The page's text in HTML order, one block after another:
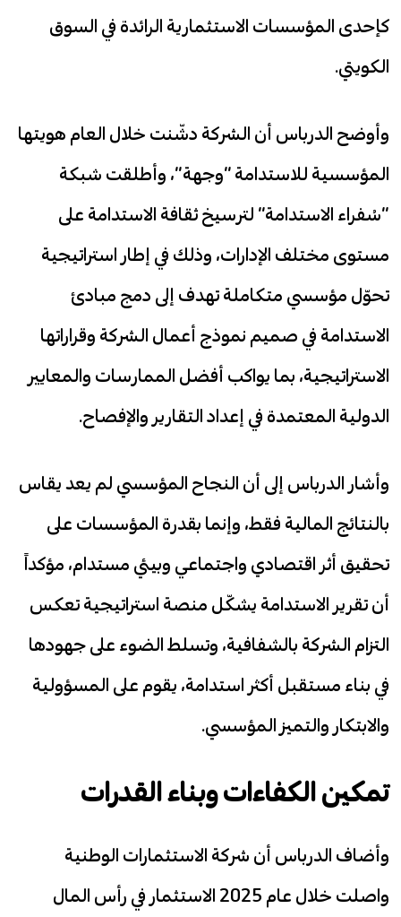
كإحدى المؤسسات الاستثمارية الرائدة في السوق
الكويتي.
وأوضح الدرباس أن الشركة دشّنت خلال العام هويتها
المؤسسية للاستدامة “وجهة”، وأطلقت شبكة
“سُفراء الاستدامة” لترسيخ ثقافة الاستدامة على
مستوى مختلف الإدارات، وذلك في إطار استراتيجية
تحوّل مؤسسي متكاملة تهدف إلى دمج مبادئ
الاستدامة في صميم نموذج أعمال الشركة وقراراتها
الاستراتيجية، بما يواكب أفضل الممارسات والمعايير
الدولية المعتمدة في إعداد التقارير والإفصاح.
وأشار الدرباس إلى أن النجاح المؤسسي لم يعد يقاس
بالنتائج المالية فقط، وإنما بقدرة المؤسسات على
تحقيق أثر اقتصادي واجتماعي وبيئي مستدام، مؤكداً
أن تقرير الاستدامة يشكّل منصة استراتيجية تعكس
التزام الشركة بالشفافية، وتسلط الضوء على جهودها
في بناء مستقبل أكثر استدامة، يقوم على المسؤولية
والابتكار والتميز المؤسسي.
تمكين الكفاءات وبناء القدرات
وأضاف الدرباس أن شركة الاستثمارات الوطنية
واصلت خلال عام 2025 الاستثمار في رأس المال